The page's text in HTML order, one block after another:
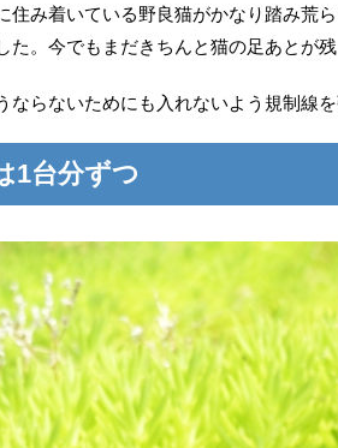
住み着いている野良猫がかなり踏み荒
た。今でもまだきちんと猫の足あとが
ならないためにも入れないよう規制線を
1台分ずつ